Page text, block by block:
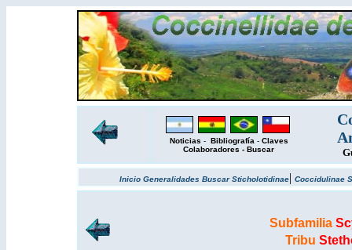
Noticias - Bibliografía - Claves
Colaboradores - Buscar
Inicio Generalidades BuscarSticholotidinae| Coccidulinae
Subfamilia
Tribu